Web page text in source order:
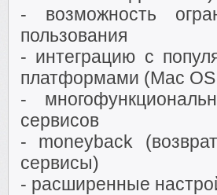
- возможность
пользования
- интеграцию с
платформами (Mac
-
сервисов
- moneyback
сервисы)
- расширенные